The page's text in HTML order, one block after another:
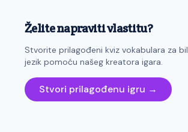
Želite napraviti vlastitu?
Stvorite prilagođeni kviz vokabulara za
jezik pomoću našeg kreatora igara.
Stvori prilagođenu igru →